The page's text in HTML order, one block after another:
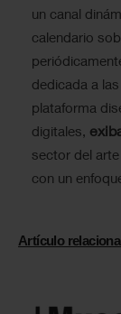
un canal
calendario
dedicada a
plataforma
digitales,
sector del
con un
Artículo